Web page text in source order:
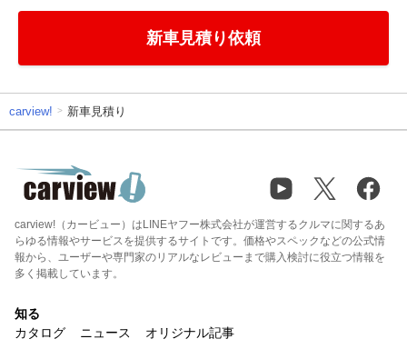
新車見積り依頼
carview! 新車見積り
carview!（カービュー）はLINEヤフー株式会社が運営するクルマに関するあ
らゆる情報やサービスを提供するサイトです。価格やスペックなどの公式情
報から、ユーザーや専門家のリアルなレビューまで購入検討に役立つ情報を
多く掲載しています。
知る
カタログ
ニュース オリジナル記事